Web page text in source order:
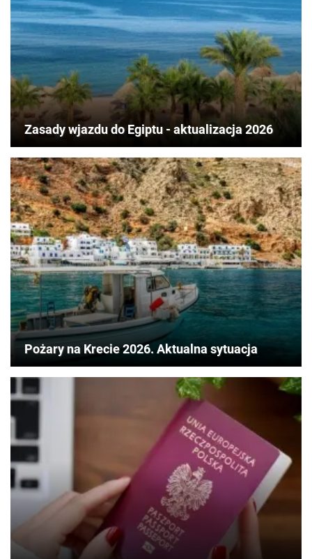
Zasady wjazdu do Egiptu - aktualizacja 2026
Pożary na Krecie 2026. Aktualna sytuacja